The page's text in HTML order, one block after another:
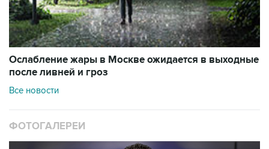
Ослабление жары в Москве ожидается в выходные
после ливней и гроз
Все новости
ФОТОГАЛЕРЕИ